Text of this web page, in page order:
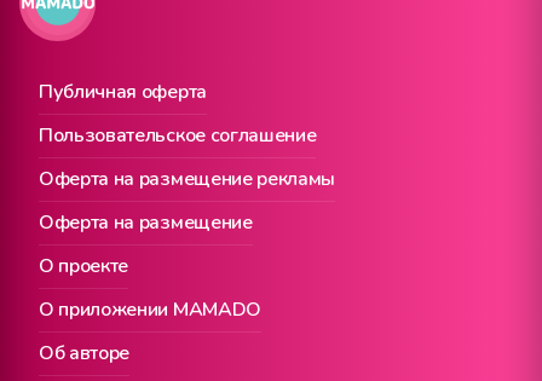
Публичная оферта
О проекте
Пользовательское соглашение
О приложении MAMADO
Оферта на размещение рекламы
Об авторе
Оферта на размещение